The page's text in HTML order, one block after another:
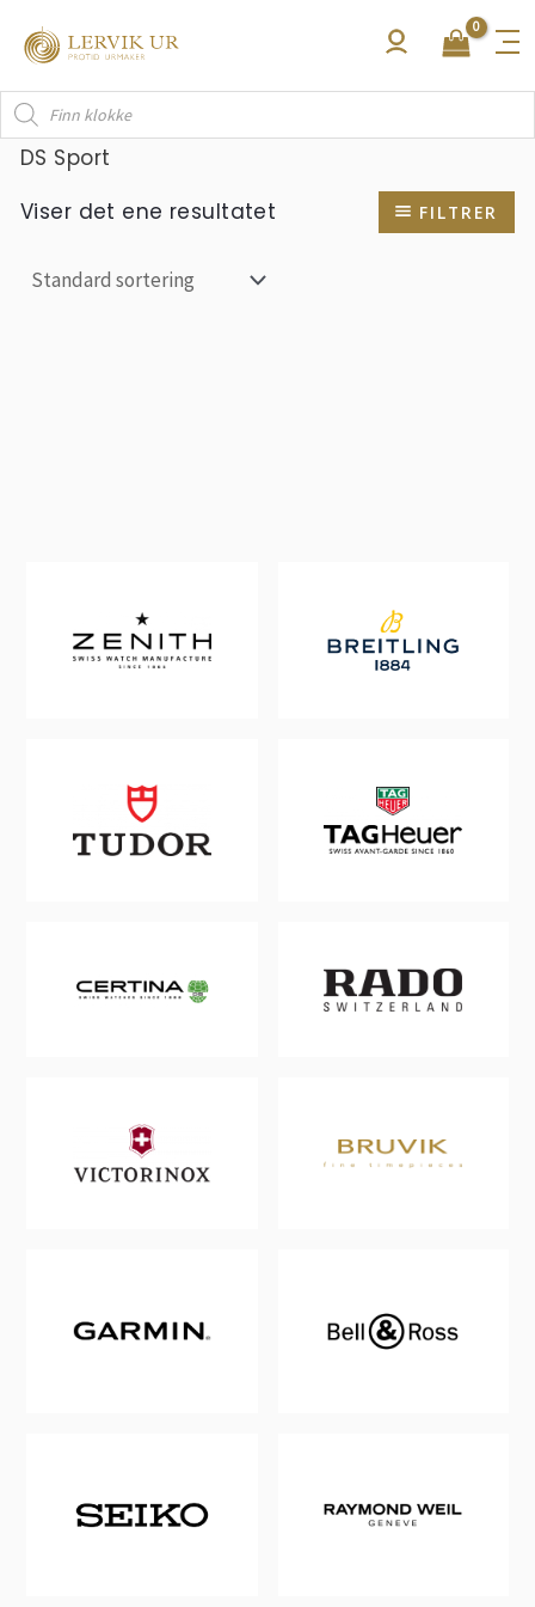
rett
innholdet
Products
search
DS Sport
Viser det ene resultatet
FILTRER